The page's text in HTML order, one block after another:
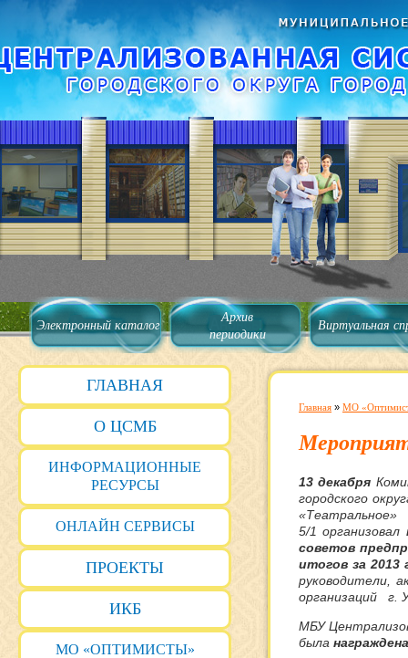
Электронный каталог
Архив
периодики
Виртуальная
ГЛАВНАЯ
О ЦСМБ
ИНФОРМАЦИОННЫЕ
РЕСУРСЫ
ОНЛАЙН СЕРВИСЫ
ПРОЕКТЫ
ИКБ
МО «ОПТИМИСТЫ»
Главная » МО
13 декабря
городского
5/1организовал
советов
итогов за 2013
руководители,
организаций г.
МБУ
была